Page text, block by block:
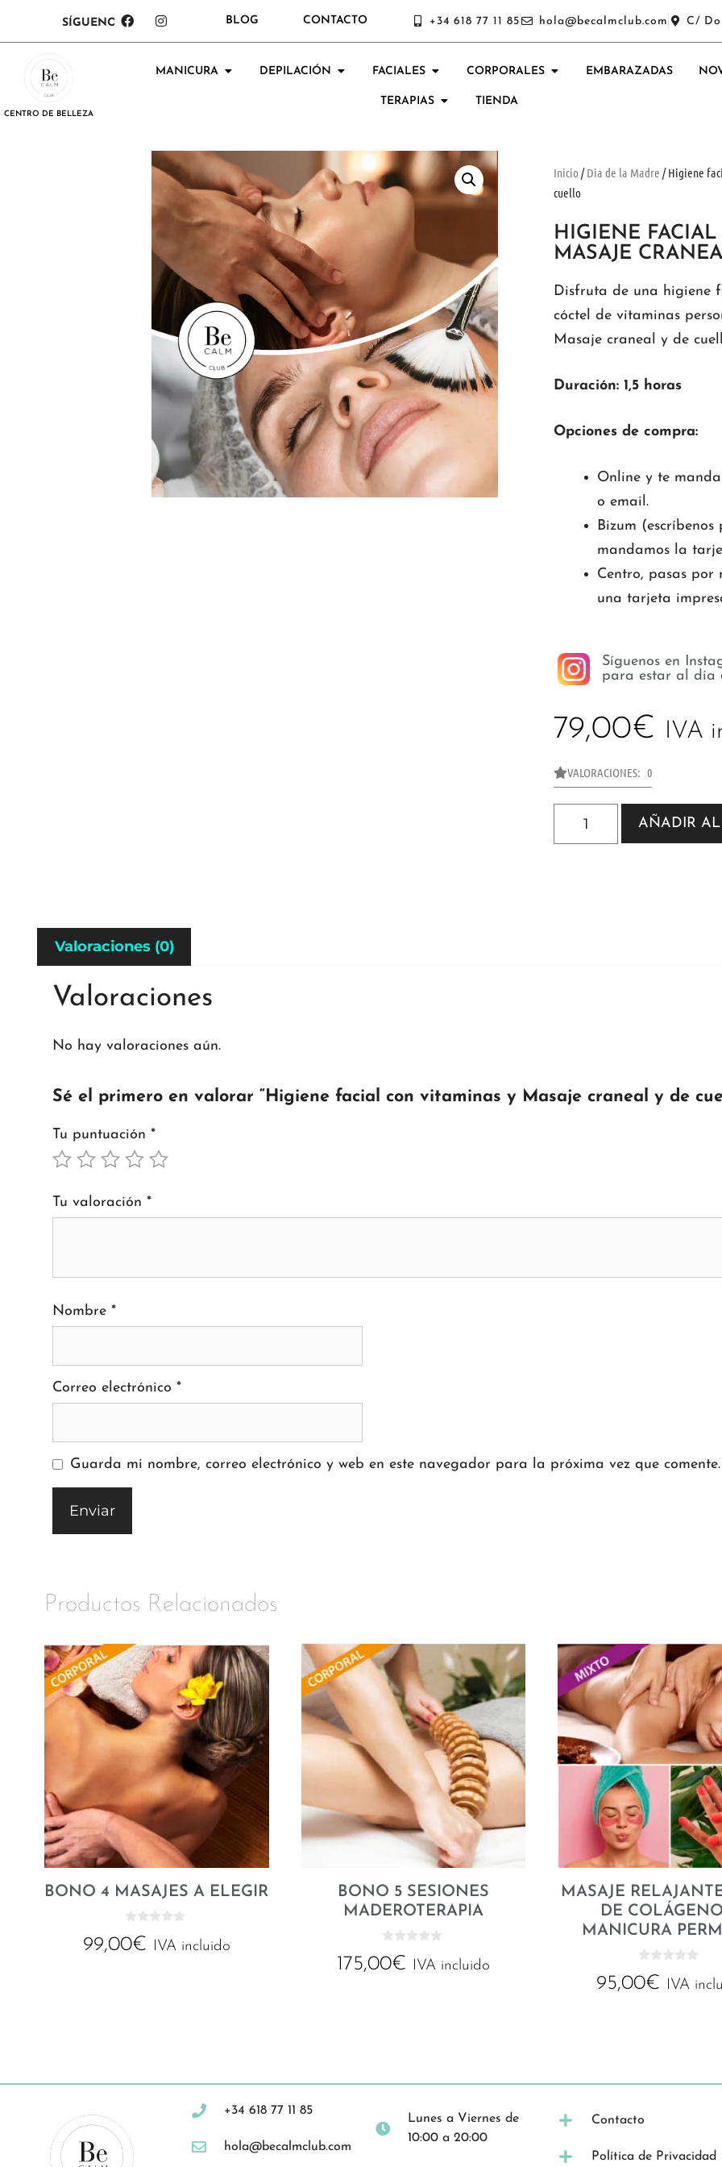
SÍGUENOS: BLOG CONTACTO +34 618 77 11 85 hola@becalmclub.com C/
CENTRO DE BELLEZA
MANICURA DEPILACIÓN FACIALES CORPORALES EMBARAZADAS
TERAPIAS TIENDA
Inicio /Dia de la Madre / Higiene
cuello
HIGIENE
MASAJE
Disfruta de una higiene
cóctel de vitaminas
Masaje craneal y de
Duración: 1,5 horas
Opciones de compra:
Online y te
o email.
Bizum
mandamos la
Centro, pasas por
una tarjeta
Síguenos en
para estar al día
79,00€ IVA
VALORACIONES: 0
AÑADIR AL
Valoraciones (0)
Valoraciones
No hay valoraciones aún.
Sé el primero en valorar “Higiene facial con vitaminas y Masaje craneal y de
Tu puntuación *
Tu valoración *
Nombre *
Correo electrónico *
Guarda mi nombre, correo electrónico y web en este navegador para la próxima vez que comente.
Productos Relacionados
BONO 4 MASAJES A ELEGIR
d
99,00€ IVA incluido
BONO 5 SESIONES
MADEROTERAPIA
d
175,00€ IVA incluido
MASAJE
DE
MANICURA
d
95,00€ IVA
+34 618 77 11 85
hola@becalmclub.com
Lunes a Viernes de
10:00 a 20:00
Contacto
Política de Privacidad